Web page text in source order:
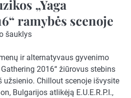
„Yaga
ramybės scenoje
šauklys
ir alternatyvaus gyvenimo
2016“ žiūrovus stebins
užsienio. Chillout scenoje išvysite
Bulgarijos atlikėją E.U.E.R.P.I.,